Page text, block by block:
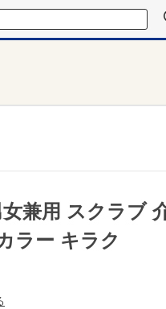
女兼用 スクラブ
ラー キラク